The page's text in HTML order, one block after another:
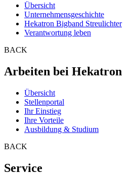
Übersicht
Unternehmensgeschichte
Hekatron Bigband Streulichter
Verantwortung leben
BACK
Arbeiten bei Hekatron
Übersicht
Stellenportal
Ihr Einstieg
Ihre Vorteile
Ausbildung & Studium
BACK
Service